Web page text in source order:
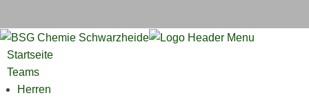
Startseite
Teams
Herren